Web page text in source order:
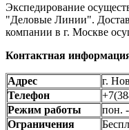
Экспедирование
"Деловые Линии".
компании в г. Москве
Контактная
Адрес
г.
Телефон
Режим работы
пон.
Ограничения